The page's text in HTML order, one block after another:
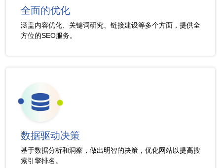
全面的优化
涵盖内容优化、关键词研究、链接建设等多个方面，提供全
方位的SEO服务。
数据驱动决策
基于数据分析和洞察，做出明智的决策，优化网站以提高搜
索引擎排名。